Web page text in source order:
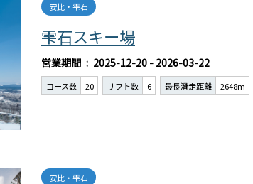
雫石スキー場
安比・雫石
営業期間 2025-12-20 - 2026-03-22
コース数 20 リフト数 6 最長滑走距離 2648m
安比・雫石